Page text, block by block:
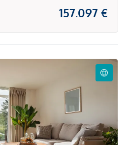
157.097 €